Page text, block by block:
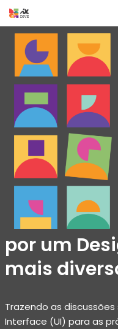
Pular
para
conteúdo
por um
mais
Trazendo as discussões
Interface (UI) para as